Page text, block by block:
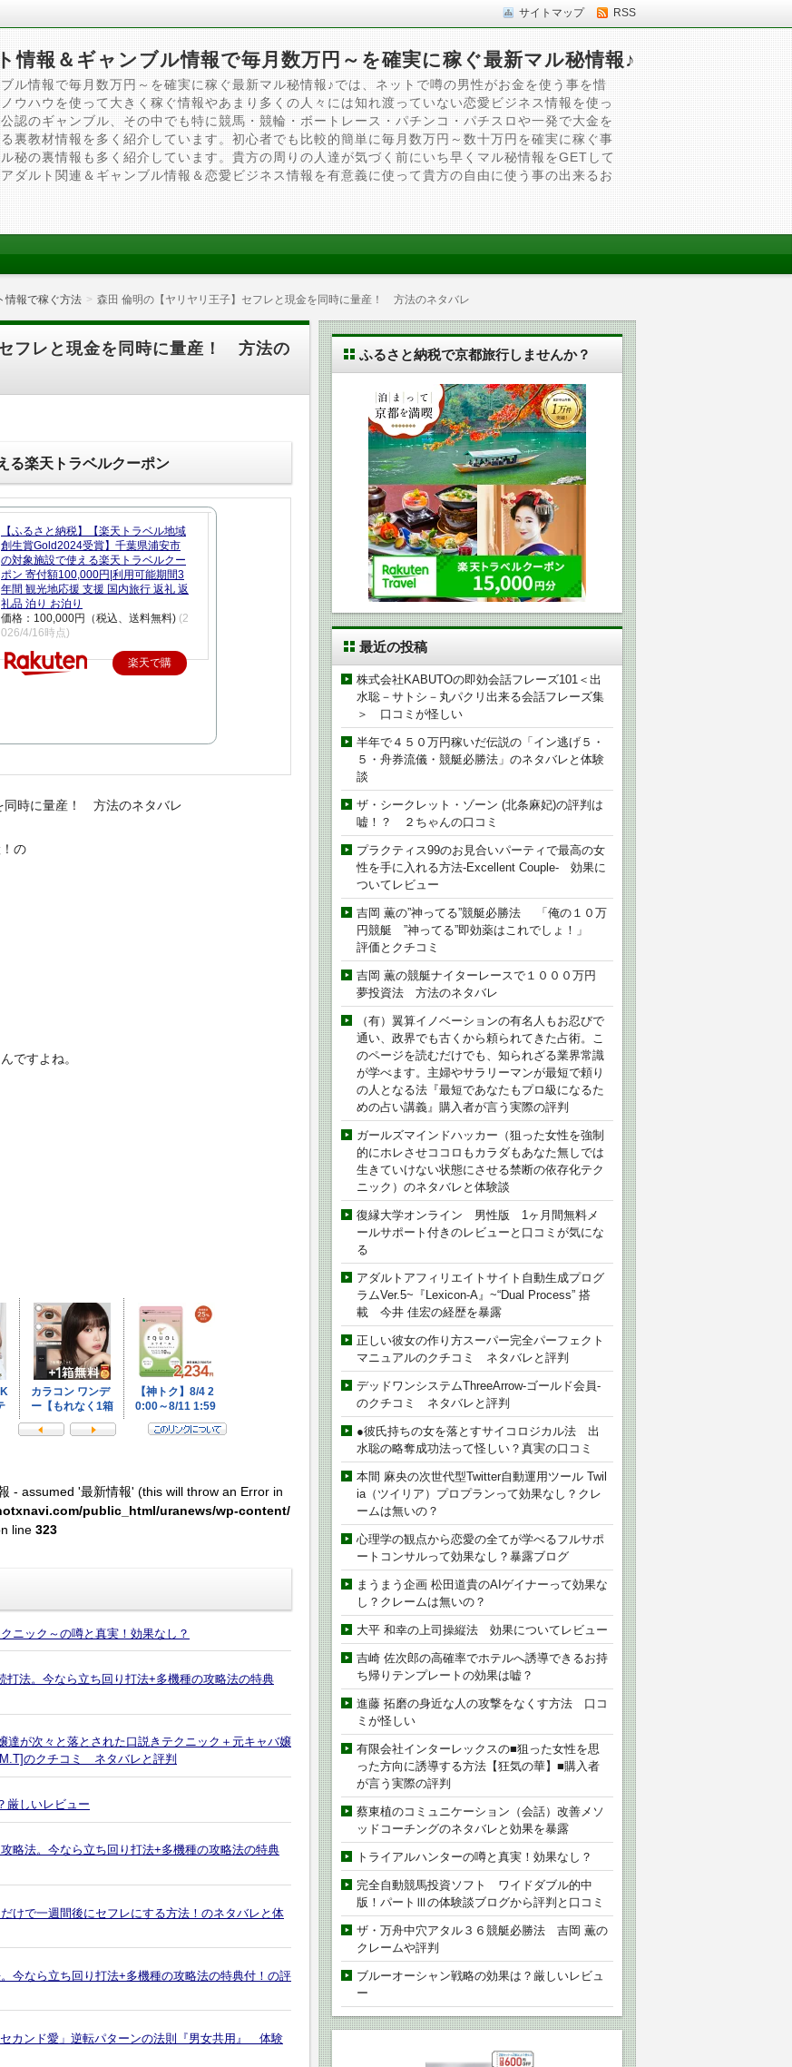
サイトマップ RSS
情報＆ギャンブル情報で毎月数万円～を確実に稼ぐ最新マル秘情報♪
ル情報で毎月数万円～を確実に稼ぐ最新マル秘情報♪では、ネットで噂の男性がお金を使う事を惜
ウハウを使って大きく稼ぐ情報やあまり多くの人々には知れ渡っていない恋愛ビジネス情報を使っ
認のギャンブル、その中でも特に競馬・競輪・ボートレース・パチンコ・パチスロや一発で大金を
裏教材情報を多く紹介しています。初心者でも比較的簡単に毎月数万円～数十万円を確実に稼ぐ事
秘の裏情報も多く紹介しています。貴方の周りの人達が気づく前にいち早くマル秘情報をGETして
ダルト関連＆ギャンブル情報＆恋愛ビジネス情報を有意義に使って貴方の自由に使う事の出来るお
情報で稼ぐ方法 森田 倫明の【ヤリヤリ王子】セフレと現金を同時に量産！ 方法のネタバレ
フレと現金を同時に量産！ 方法の
る楽天トラベルクーポン
【ふるさと納税】【楽天トラベル地域
創生賞Gold2024受賞】千葉県浦安市
の対象施設で使える楽天トラベルクー
ポン 寄付額100,000円|利用可能期間3
年間 観光地応援 支援 国内旅行 返礼 返
礼品 泊り お泊り
価格：100,000円（税込、送料無料) (2
026/4/16時点)
楽天で購
同時に量産！ 方法のネタバレ
の
ですよね。
- assumed '最新情報' (this will throw an Error in
public_html/uranews/wp-content/
line 323
ニック～の噂と真実！効果なし？
法。今なら立ち回り打法+多機種の攻略法の特典
達が次々と落とされた口説きテクニック＋元キャバ嬢
のクチコミ ネタバレと評判
厳しいレビュー
略法。今なら立ち回り打法+多機種の攻略法の特典
けで一週間後にセフレにする方法！のネタバレと体
今なら立ち回り打法+多機種の攻略法の特典付！の評
カンド愛」逆転パターンの法則『男女共用』 体験
ふるさと納税で京都旅行しませんか？
最近の投稿
株式会社KABUTOの即効会話フレーズ101＜出
水聡－サトシ－丸パクリ出来る会話フレーズ集
＞ 口コミが怪しい
半年で４５０万円稼いだ伝説の「イン逃げ５・
５・舟券流儀・競艇必勝法」のネタバレと体験
談
ザ・シークレット・ゾーン (北条麻妃)の評判は
嘘！？ ２ちゃんの口コミ
プラクティス99のお見合いパーティで最高の女
性を手に入れる方法-Excellent Couple- 効果に
ついてレビュー
吉岡 薫の”神ってる”競艇必勝法 「俺の１０万
円競艇 ”神ってる”即効薬はこれでしょ！」
評価とクチコミ
吉岡 薫の競艇ナイターレースで１０００万円
夢投資法 方法のネタバレ
（有）翼算イノベーションの有名人もお忍びで
通い、政界でも古くから頼られてきた占術。こ
のページを読むだけでも、知られざる業界常識
が学べます。主婦やサラリーマンが最短で頼り
の人となる法『最短であなたもプロ級になるた
めの占い講義』購入者が言う実際の評判
ガールズマインドハッカー（狙った女性を強制
的にホレさせココロもカラダもあなた無しでは
生きていけない状態にさせる禁断の依存化テク
ニック）のネタバレと体験談
復縁大学オンライン 男性版 1ヶ月間無料メ
ールサポート付きのレビューと口コミが気にな
る
アダルトアフィリエイトサイト自動生成プログ
ラムVer.5~『Lexicon-A』~“Dual Process” 搭
載 今井 佳宏の経歴を暴露
正しい彼女の作り方スーパー完全パーフェクト
マニュアルのクチコミ ネタバレと評判
デッドワンシステムThreeArrow-ゴールド会員-
のクチコミ ネタバレと評判
●彼氏持ちの女を落とすサイコロジカル法 出
水聡の略奪成功法って怪しい？真実の口コミ
本間 麻央の次世代型Twitter自動運用ツール Twil
ia（ツイリア）プロプランって効果なし？クレ
ームは無いの？
心理学の観点から恋愛の全てが学べるフルサポ
ートコンサルって効果なし？暴露ブログ
まうまう企画 松田道貴のAIゲイナーって効果な
し？クレームは無いの？
大平 和幸の上司操縦法 効果についてレビュー
吉崎 佐次郎の高確率でホテルへ誘導できるお持
ち帰りテンプレートの効果は嘘？
進藤 拓磨の身近な人の攻撃をなくす方法 口コ
ミが怪しい
有限会社インターレックスの■狙った女性を思
った方向に誘導する方法【狂気の華】■購入者
が言う実際の評判
蔡東植のコミュニケーション（会話）改善メソ
ッドコーチングのネタバレと効果を暴露
トライアルハンターの噂と真実！効果なし？
完全自動競馬投資ソフト ワイドダブル的中
版！パートⅢの体験談ブログから評判と口コミ
ザ・万舟中穴アタル３６競艇必勝法 吉岡 薫の
クレームや評判
ブルーオーシャン戦略の効果は？厳しいレビュ
ー